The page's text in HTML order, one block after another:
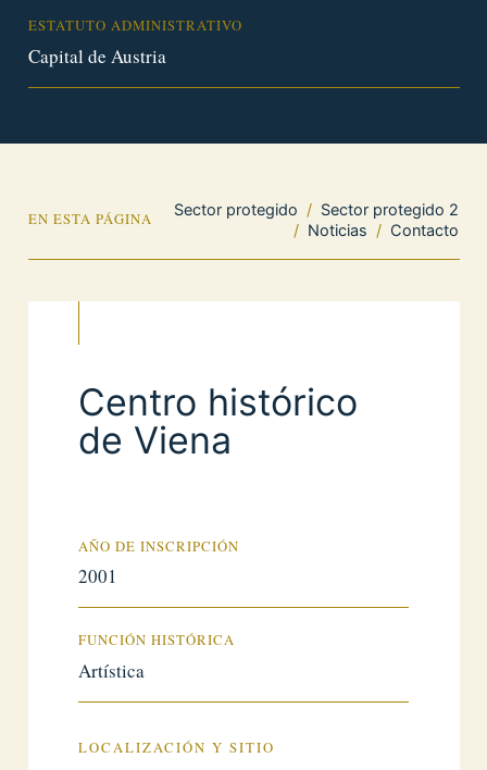
ESTATUTO ADMINISTRATIVO
Capital de Austria
EN ESTA PÁGINA
Sector protegido / Sector protegido 2
/ Noticias / Contacto
Centro histórico
de Viena
AÑO DE INSCRIPCIÓN
2001
FUNCIÓN HISTÓRICA
Artística
LOCALIZACIÓN Y SITIO